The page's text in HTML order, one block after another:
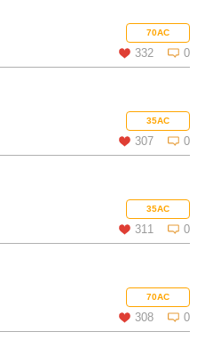
コメントを見る70AC
332 0
コメントを見る35AC
307 0
コメントを見る35AC
311 0
コメントを見る70AC
308 0